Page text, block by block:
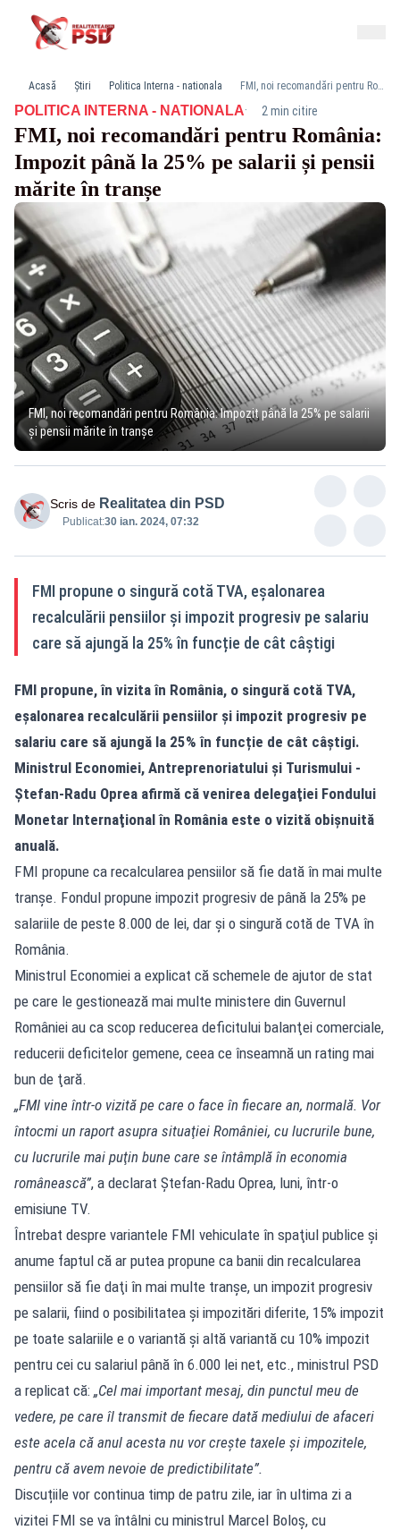
Acasă Știri Politica Interna - nationala FMI, noi recomandări pentru România: Impozit până la 25% pe salarii și pensii mărite în tranșe
POLITICA INTERNA - NATIONALA· 2 min citire
FMI, noi recomandări pentru România:
Impozit până la 25% pe salarii și pensii
mărite în tranșe
FMI, noi recomandări pentru România: Impozit până la 25% pe salarii
și pensii mărite în tranșe
Scris de Realitatea din PSD
Publicat:30 ian. 2024, 07:32
FMI propune o singură cotă TVA, eșalonarea
recalculării pensiilor și impozit progresiv pe salariu
care să ajungă la 25% în funcție de cât câștigi
FMI propune, în vizita în România, o singură cotă TVA,
eșalonarea recalculării pensiilor și impozit progresiv pe
salariu care să ajungă la 25% în funcție de cât câștigi.
Ministrul Economiei, Antreprenoriatului şi Turismului -
Ştefan-Radu Oprea afirmă că venirea delegaţiei Fondului
Monetar Internaţional în România este o vizită obişnuită
anuală.
FMI propune ca recalcularea pensiilor să fie dată în mai multe
tranșe. Fondul propune impozit progresiv de până la 25% pe
salariile de peste 8.000 de lei, dar și o singură cotă de TVA în
România.
Ministrul Economiei a explicat că schemele de ajutor de stat
pe care le gestionează mai multe ministere din Guvernul
României au ca scop reducerea deficitului balanţei comerciale,
reducerii deficitelor gemene, ceea ce înseamnă un rating mai
bun de ţară.
„FMI vine într-o vizită pe care o face în fiecare an, normală. Vor
întocmi un raport asupra situaţiei României, cu lucrurile bune,
cu lucrurile mai puţin bune care se întâmplă în economia
românească”, a declarat Ştefan-Radu Oprea, luni, într-o
emisiune TV.
Întrebat despre variantele FMI vehiculate în spaţiul publice şi
anume faptul că ar putea propune ca banii din recalcularea
pensiilor să fie daţi în mai multe tranşe, un impozit progresiv
pe salarii, fiind o posibilitatea şi impozitări diferite, 15% impozit
pe toate salariile e o variantă şi altă variantă cu 10% impozit
pentru cei cu salariul până în 6.000 lei net, etc., ministrul PSD
a replicat că: „Cel mai important mesaj, din punctul meu de
vedere, pe care îl transmit de fiecare dată mediului de afaceri
este acela că anul acesta nu vor creşte taxele şi impozitele,
pentru că avem nevoie de predictibilitate”.
Discuțiile vor continua timp de patru zile, iar în ultima zi a
vizitei FMI se va întâlni cu ministrul Marcel Boloș, cu